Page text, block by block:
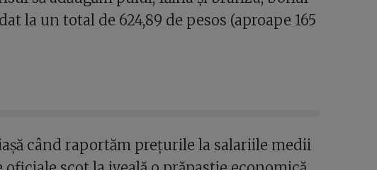
la un total de 624,89 de pesos (aproape 165
când raportăm prețurile la salariile medii